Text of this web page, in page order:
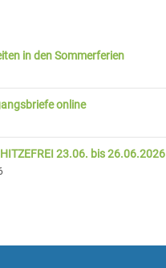
in den Sommerferien
online
23.06. bis 26.06.2026